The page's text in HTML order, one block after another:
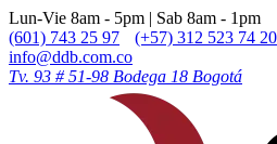
Lun-Vie 8am - 5pm | Sab 8am - 1pm
(601) 743 25 97
(+57) 312 523 74 20
info@ddb.com.co
Tv. 93 # 51-98 Bodega 18 Bogotá